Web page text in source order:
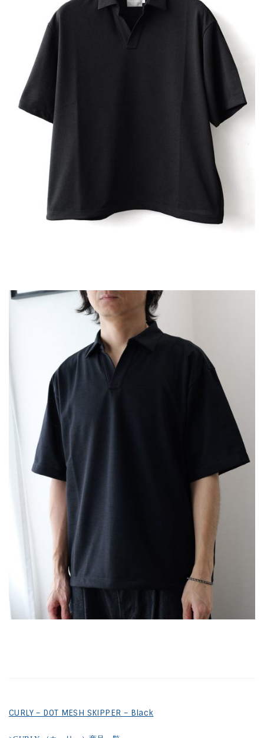
CURLY – DOT MESH SKIPPER – Black